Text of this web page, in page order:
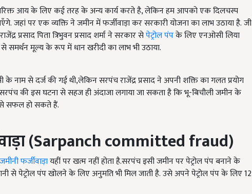
आय के लिए कई तरह के अन्य कार्य करते है, लेकिन हम आपको एक दिलचस्प
पर एक व्यक्ति ने जमीन में फर्जीवाड़ा कर सरकारी योजना का लाभ उठाया है. जी
प्रसाद पिता त्रिभुवन प्रसाद शर्मा ने सरकार सेपेट्रोल पंपके लिए एनओसी लिया
मूल्य के रूप में धान खरीदी का लाभ भी उठाया.
नाम से दर्ज की गई थी,लेकिन सरपंच राजेंद्र प्रसाद ने अपनी शक्ति का गलत प्रयोग
की इस घटना से सहज ही अंदाजा लगाया जा सकता है कि भू-बिचौली जमीन के
सफल हो सकते हैं.
(Sarpanch committed fraud)
जमीनी फर्जीवाड़ायहीं पर खत्म नहीं होता है.सरपंच इसी जमीन पर पेट्रोल पंप बनाने के
से पेट्रोल पंप खोलने के लिए अनुमति भी मिल जाती है. उसे अपने पेट्रोल पंप के लिए 12